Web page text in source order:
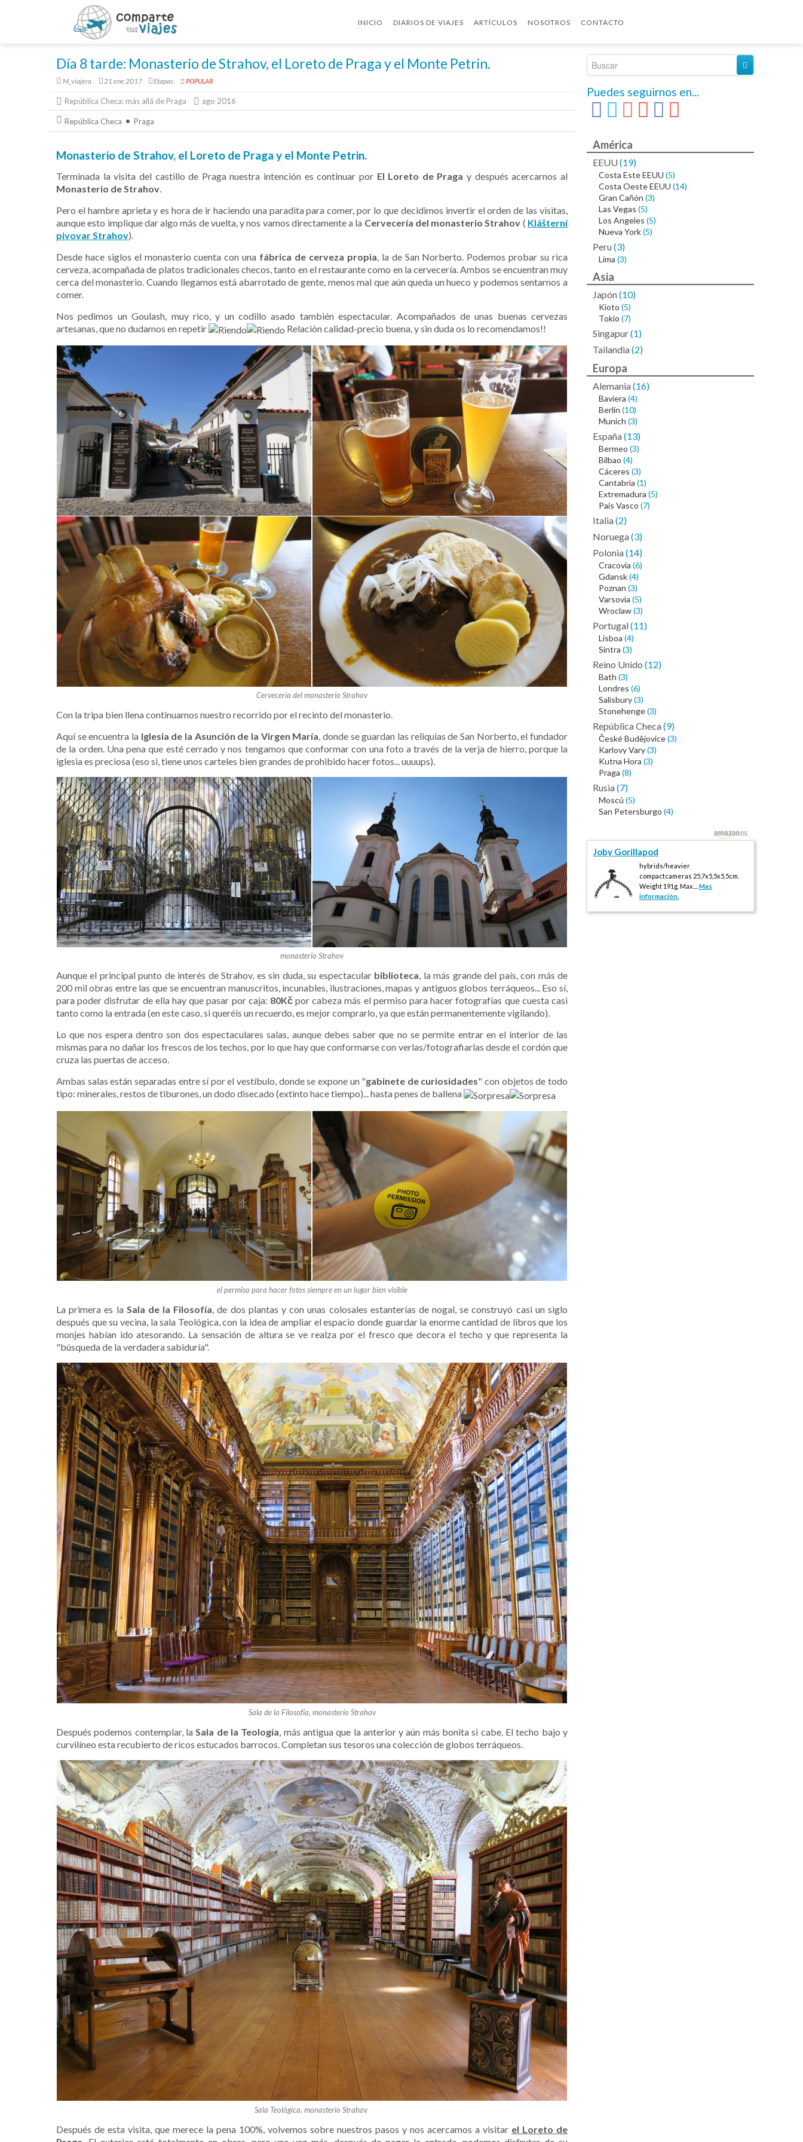
INICIO DIARIOS DE VIAJES ARTÍCULOS NOSOTROS CONTACTO
Día 8 tarde: Monasterio de Strahov, el Loreto de Praga y el Monte Petrin.
M_viajera 21 ene 2017 Etapas POPULAR
República Checa: más allá de Praga ago 2016
República Checa Praga
Monasterio de Strahov, el Loreto de Praga y el Monte Petrin.
Terminada la visita del castillo de Praga nuestra intención es continuar por El Loreto de Praga y después acercarnos al
Monasterio de Strahov.
Pero el hambre aprieta y es hora de ir haciendo una paradita para comer, por lo que decidimos invertir el orden de las visitas,
aunque esto implique dar algo más de vuelta, y nos vamos directamente a la Cervecería del monasterio Strahov ( Klášterní
pivovar Strahov).
Desde hace siglos el monasterio cuenta con una fábrica de cerveza propia, la de San Norberto. Podemos probar su rica
cerveza, acompañada de platos tradicionales checos, tanto en el restaurante como en la cervecería. Ambos se encuentran muy
cerca del monasterio. Cuando llegamos está abarrotado de gente, menos mal que aún queda un hueco y podemos sentarnos a
comer.
Nos pedimos un Goulash, muy rico, y un codillo asado también espectacular. Acompañados de unas buenas cervezas
artesanas, que no dudamos en repetir
Relación calidad-precio buena, y sin duda os lo recomendamos!!
Cervecería del monasterio Strahov
Con la tripa bien llena continuamos nuestro recorrido por el recinto del monasterio.
Aquí se encuentra la Iglesia de la Asunción de la Virgen María, donde se guardan las reliquias de San Norberto, el fundador
de la orden. Una pena que esté cerrado y nos tengamos que conformar con una foto a través de la verja de hierro, porque la
iglesia es preciosa (eso si, tiene unos carteles bien grandes de prohibido hacer fotos... uuuups).
monasterio Strahov
Aunque el principal punto de interés de Strahov, es sin duda, su espectacular biblioteca, la más grande del país, con más de
200 mil obras entre las que se encuentran manuscritos, incunables, ilustraciones, mapas y antiguos globos terráqueos... Eso sí,
para poder disfrutar de ella hay que pasar por caja: 80‎Kčpor cabeza más el permiso para hacer fotografías que cuesta casi
tanto como la entrada (en este caso, si queréis un recuerdo, es mejor comprarlo, ya que están permanentemente vigilando).
Lo que nos espera dentro son dos espectaculares salas, aunque debes saber que no se permite entrar en el interior de las
mismas para no dañar los frescos de los techos, por lo que hay que conformarse con verlas/fotografiarlas desde el cordón que
cruza las puertas de acceso.
Ambas salas están separadas entre sí por el vestíbulo, donde se expone un "gabinete de curiosidades" con objetos de todo
tipo: minerales, restos de tiburones, un dodo disecado (extinto hace tiempo)... hasta penes de ballena
el permiso para hacer fotos siempre en un lugar bien visible
La primera es la Sala de la Filosofía, de dos plantas y con unas colosales estanterías de nogal, se construyó casi un siglo
después que su vecina, lasala Teológica,con la idea de ampliar el espacio donde guardar la enorme cantidad de libros que los
monjes habían ido atesorando. La sensación de altura se ve realza por el fresco que decora el techo y que representa la
"búsqueda de la verdadera sabiduría".
Sala de la Filosofía, monasterio Strahov
Después podemos contemplar, laSala de la Teología, más antigua que la anterior y aún más bonita si cabe. El techo bajo y
curvilíneo esta recubierto de ricos estucados barrocos. Completan sus tesoros una colección de globos terráqueos.
Sala Teológica, monasterio Strahov
Después de esta visita, que merece la pena 100%, volvemos sobre nuestros pasos y nos acercamos a visitar el Loreto de
Puedes seguirnos en...
América
EEUU(19)
Costa Este EEUU (5)
Costa Oeste EEUU (14)
Gran Cañón (3)
Las Vegas (5)
Los Angeles (5)
Nueva York(5)
Peru(3)
Lima (3)
Asia
Japón(10)
Kioto (5)
Tokio (7)
Singapur(1)
Tailandia(2)
Europa
Alemania(16)
Baviera (4)
Berlín (10)
Munich (3)
España(13)
Bermeo (3)
Bilbao (4)
Cáceres (3)
Cantabria (1)
Extremadura (5)
País Vasco (7)
Italia(2)
Noruega(3)
Polonia(14)
Cracovia (6)
Gdansk(4)
Poznan (3)
Varsovia (5)
Wroclaw(3)
Portugal(11)
Lisboa (4)
Sintra (3)
Reino Unido (12)
Bath (3)
Londres (6)
Salisbury(3)
Stonehenge(3)
República Checa(9)
České Budějovice(3)
Karlovy Vary(3)
Kutna Hora (3)
Praga (8)
Rusia(7)
Moscú (5)
San Petersburgo (4)
Joby Gorillapod
hybrids/heavier
compactcameras 25,7x5,5x5,5cm.
Weight 191g. Max.... Mas
información.